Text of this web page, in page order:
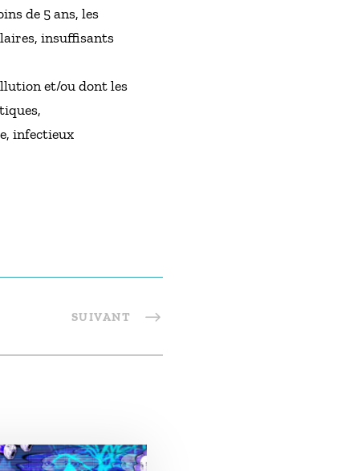
de 5 ans, les
insuffisants
et/ou dont les
infectieux
SUIVANT